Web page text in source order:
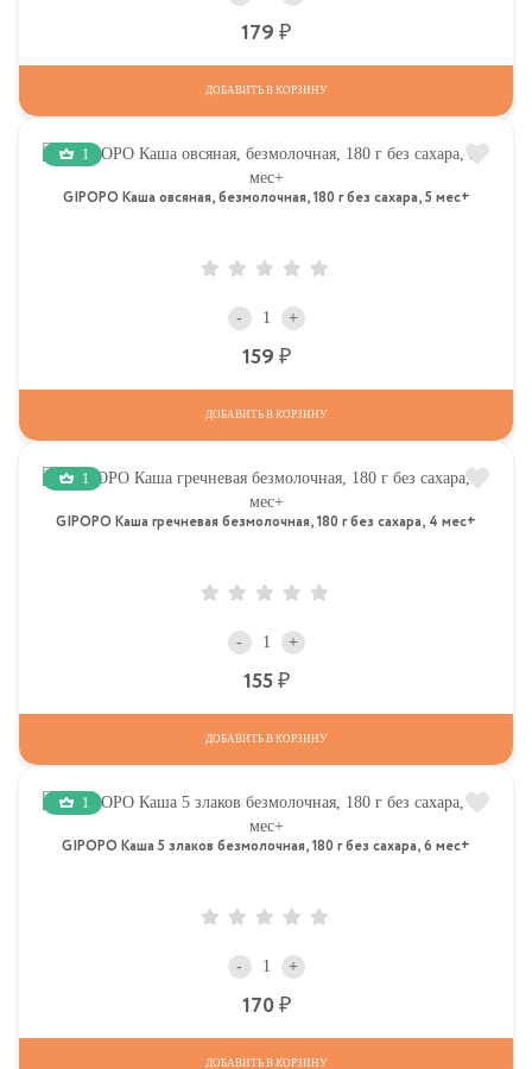
179
ДОБАВИТЬ В КОРЗИНУ
1
GIPOPO Каша овсяная, безмолочная, 180 г без сахара, 5 мес+
- +
159
ДОБАВИТЬ В КОРЗИНУ
1
GIPOPO Каша гречневая безмолочная, 180 г без сахара, 4 мес+
- +
155
ДОБАВИТЬ В КОРЗИНУ
1
GIPOPO Каша 5 злаков безмолочная, 180 г без сахара, 6 мес+
- +
170
ДОБАВИТЬ В КОРЗИНУ